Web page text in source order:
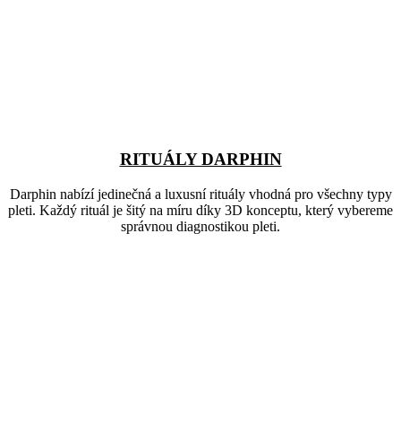
RITUÁLY DARPHIN
Darphin nabízí jedinečná a luxusní rituály vhodná pro všechny typy
pleti. Každý rituál je šitý na míru díky 3D konceptu, který vybereme
správnou diagnostikou pleti.